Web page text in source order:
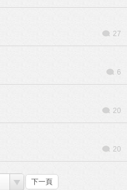
27
6
20
20
下一頁